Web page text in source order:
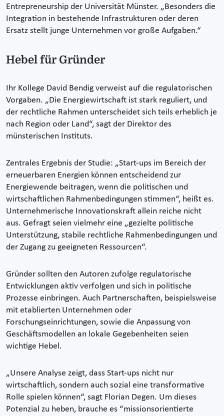
Entrepreneurship der Universität Münster. „Besonders die
Integration in bestehende Infrastrukturen oder deren
Ersatz stellt junge Unternehmen vor große Aufgaben.“
Hebel für Gründer
Ihr Kollege David Bendig verweist auf die regulatorischen
Vorgaben. „Die Energiewirtschaft ist stark reguliert, und
der rechtliche Rahmen unterscheidet sich teils erheblich je
nach Region oder Land“, sagt der Direktor des
münsterischen Instituts.
Zentrales Ergebnis der Studie: „Start-ups im Bereich der
erneuerbaren Energien können entscheidend zur
Energiewende beitragen, wenn die politischen und
wirtschaftlichen Rahmenbedingungen stimmen“, heißt es.
Unternehmerische Innovationskraft allein reiche nicht
aus. Gefragt seien vielmehr eine „gezielte politische
Unterstützung, stabile rechtliche Rahmenbedingungen und
der Zugang zu geeigneten Ressourcen“.
Gründer sollten den Autoren zufolge regulatorische
Entwicklungen aktiv verfolgen und sich in politische
Prozesse einbringen. Auch Partnerschaften, beispielsweise
mit etablierten Unternehmen oder
Forschungseinrichtungen, sowie die Anpassung von
Geschäftsmodellen an lokale Gegebenheiten seien
wichtige Hebel.
„Unsere Analyse zeigt, dass Start-ups nicht nur
wirtschaftlich, sondern auch sozial eine transformative
Rolle spielen können“, sagt Florian Degen. Um dieses
Potenzial zu heben, brauche es “missionsorientierte